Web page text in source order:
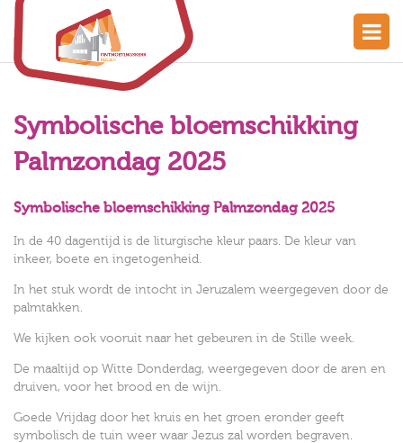
Symbolische bloemschikking
Palmzondag 2025
Symbolische bloemschikking Palmzondag 2025
In de 40 dagentijd is de liturgische kleur paars. De kleur van
inkeer, boete en ingetogenheid.
In het stuk wordt de intocht in Jeruzalem weergegeven door de
palmtakken.
We kijken ook vooruit naar het gebeuren in de Stille week.
De maaltijd op Witte Donderdag, weergegeven door de aren en
druiven, voor het brood en de wijn.
Goede Vrijdag door het kruis en het groen eronder geeft
symbolisch de tuin weer waar Jezus zal worden begraven.